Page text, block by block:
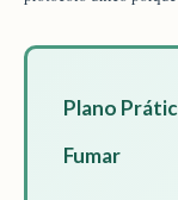
Plano
Fumar